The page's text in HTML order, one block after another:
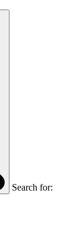
Search for: